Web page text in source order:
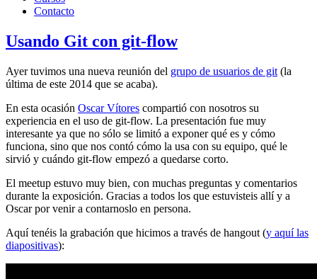
Contacto
Usando Git con git-flow
Ayer tuvimos una nueva reunión del grupo de usuarios de git (la
última de este 2014 que se acaba).
En esta ocasión Oscar Vítores compartió con nosotros su
experiencia en el uso de git-flow. La presentación fue muy
interesante ya que no sólo se limitó a exponer qué es y cómo
funciona, sino que nos contó cómo la usa con su equipo, qué le
sirvió y cuándo git-flow empezó a quedarse corto.
El meetup estuvo muy bien, con muchas preguntas y comentarios
durante la exposición. Gracias a todos los que estuvisteis allí y a
Oscar por venir a contarnoslo en persona.
Aquí tenéis la grabación que hicimos a través de hangout (y aquí las
diapositivas):